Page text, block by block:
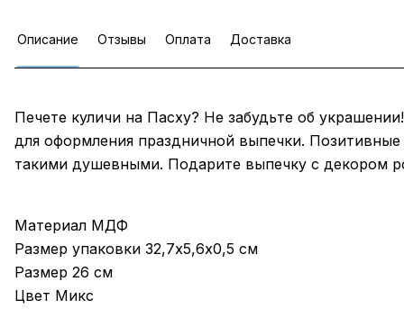
Описание Отзывы Оплата Доставка
Печете куличи на Пасху? Не забудьте об
для оформления праздничной выпечки.
такими душевными. Подарите выпечку с декором
Материал МДФ
Размер упаковки 32,7х5,6х0,5 см
Размер 26 см
Цвет Микс